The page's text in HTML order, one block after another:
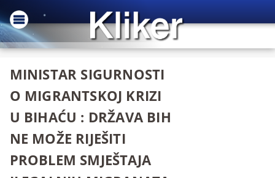
MINISTAR SIGURNOSTI
O MIGRANTSKOJ KRIZI
U BIHAĆU : DRŽAVA BIH
NE MOŽE RIJEŠITI
PROBLEM SMJEŠTAJA